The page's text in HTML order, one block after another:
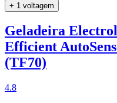
+ 1 voltagem
Geladeira
Efficient
(TF70)
4.8